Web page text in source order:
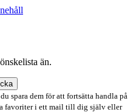
än.
spara dem för att fortsätta handla på
favoriter i ett mail till dig själv eller